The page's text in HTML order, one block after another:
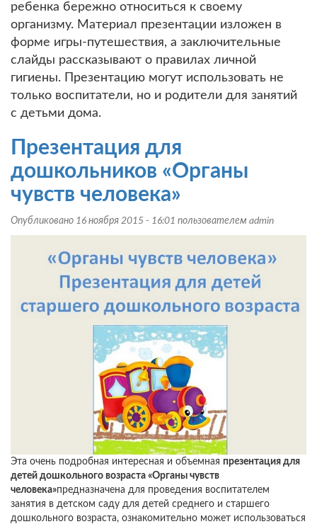
ребенка бережно относиться к своему
организму. Материал презентации изложен в
форме игры-путешествия, а заключительные
слайды рассказывают о правилах личной
гигиены. Презентацию могут использовать не
только воспитатели, но и родители для занятий
с детьми дома.
Презентация для
дошкольников «Органы
чувств человека»
Опубликовано 16 ноября 2015 - 16:01 пользователем admin
Эта очень подробная интересная и объемная презентация для
детей дошкольного возраста «Органы чувств
человека»предназначена для проведения воспитателем
занятия в детском саду для детей среднего и старшего
дошкольного возраста, ознакомительно может использоваться